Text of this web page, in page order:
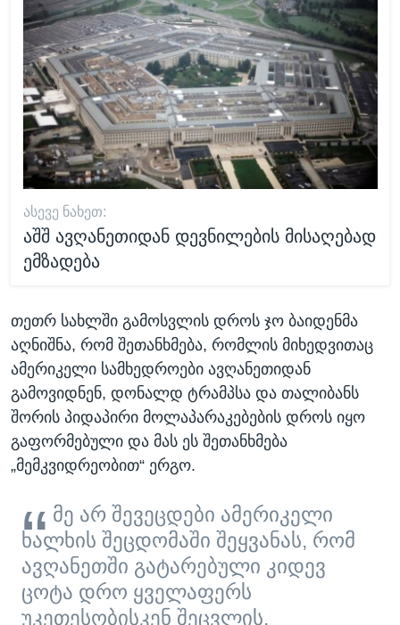
ᲐᲡᲔᲕᲔ ᲜᲐᲮᲔᲗ:
აშშ ავღანეთიდან დევნილების მისაღებად
ემზადება
თეთრ სახლში გამოსვლის დროს ჯო ბაიდენმა
აღნიშნა, რომ შეთანხმება, რომლის მიხედვითაც
ამერიკელი სამხედროები ავღანეთიდან
გამოვიდნენ, დონალდ ტრამპსა და თალიბანს
შორის პიდაპირი მოლაპარაკებების დროს იყო
გაფორმებული და მას ეს შეთანხმება
„მემკვიდრეობით“ ერგო.
მე არ შევეცდები ამერიკელი
ხალხის შეცდომაში შეყვანას, რომ
ავღანეთში გატარებული კიდევ
ცოტა დრო ყველაფერს
უკეთესობისკენ შეცვლის.